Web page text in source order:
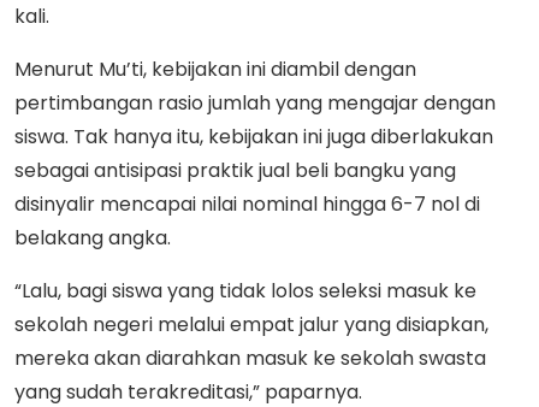
kali.
Menurut Mu’ti, kebijakan ini diambil dengan
pertimbangan rasio jumlah yang mengajar dengan
siswa. Tak hanya itu, kebijakan ini juga diberlakukan
sebagai antisipasi praktik jual beli bangku yang
disinyalir mencapai nilai nominal hingga 6-7 nol di
belakang angka.
“Lalu, bagi siswa yang tidak lolos seleksi masuk ke
sekolah negeri melalui empat jalur yang disiapkan,
mereka akan diarahkan masuk ke sekolah swasta
yang sudah terakreditasi,” paparnya.